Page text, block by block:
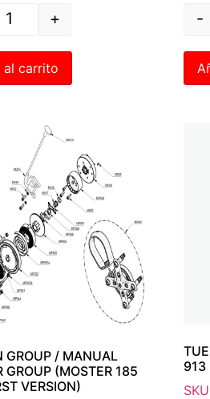
+
al carrito
-
GROUP / MANUAL
GROUP (MOSTER 185
VERSION)
913